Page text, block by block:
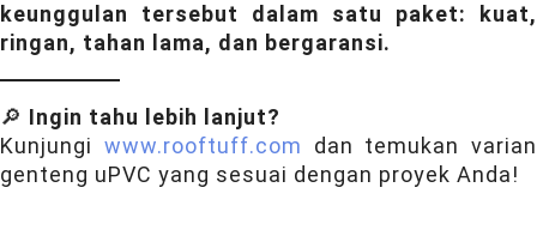
keunggulan tersebut dalam satu paket: kuat,
ringan, tahan lama, dan bergaransi.
🔎 Ingin tahu lebih lanjut?
Kunjungi www.rooftuff.com dan temukan varian
genteng uPVC yang sesuai dengan proyek Anda!